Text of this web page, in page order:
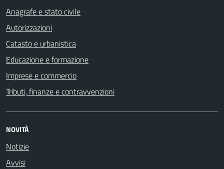
Anagrafe e stato civile
Autorizzazioni
Catasto e urbanistica
Educazione e formazione
Imprese e commercio
Tributi, finanze e contravvenzioni
NOVITÀ
Notizie
Avvisi